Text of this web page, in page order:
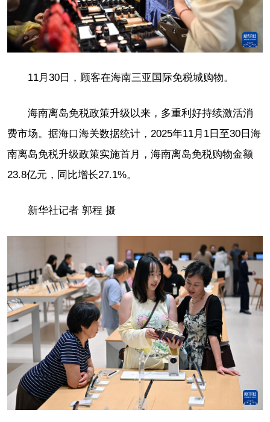
11月30日，顾客在海南三亚国际免税城购物。
海南离岛免税政策升级以来，多重利好持续激活消
费市场。据海口海关数据统计，2025年11月1日至30日海
南离岛免税升级政策实施首月，海南离岛免税购物金额
23.8亿元，同比增长27.1%。
新华社记者 郭程 摄